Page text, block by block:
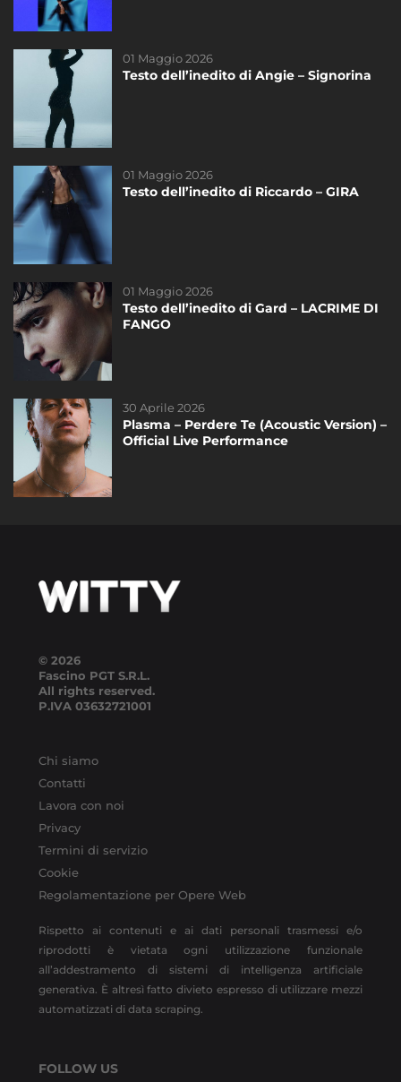
01 Maggio 2026
Testo dell’inedito di Angie – Signorina
01 Maggio 2026
Testo dell’inedito di Riccardo – GIRA
01 Maggio 2026
Testo dell’inedito di Gard – LACRIME DI
FANGO
30 Aprile 2026
Plasma – Perdere Te (Acoustic Version) –
Official Live Performance
14 Marzo 2023
Testo dell’inedito di Federica – Scivola
21 Novembre 2020
Riassunto dello Speciale di sabato del
14 Maggio 2025
La finale di #Amici24 – Televoto!
19 Dicembre 2020
Riassunto dello speciale del sabato di
#Amici20 del 19 Dicembre
© 2026
Fascino PGT S.R.L.
All rights reserved.
P.IVA 03632721001
Chi siamo
Contatti
Lavora con noi
Privacy
Termini di servizio
Cookie
Regolamentazione per Opere Web
Rispetto ai contenuti e ai dati personali trasmessi e/o
riprodotti è vietata ogni utilizzazione funzionale
all’addestramento di sistemi di intelligenza artificiale
generativa. È altresì fatto divieto espresso di utilizzare mezzi
automatizzati di data scraping.
FOLLOW US